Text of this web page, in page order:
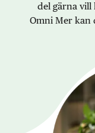
del gärna vill
Omni Mer kan